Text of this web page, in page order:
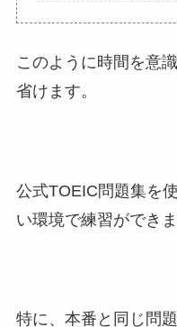
このように時間を意
省けます。
公式TOEIC問題集を
い環境で練習ができま
特に、本番と同じ問